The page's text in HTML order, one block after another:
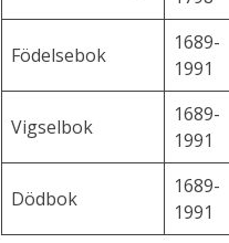
Födelsebok
1689-
1991
Vigselbok
1689-
1991
Dödbok
1689-
1991